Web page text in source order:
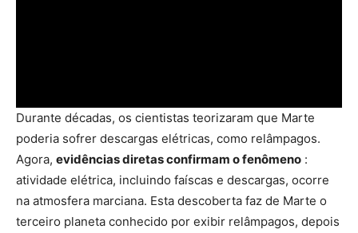
Durante décadas, os cientistas teorizaram que Marte
poderia sofrer descargas elétricas, como relâmpagos.
Agora, evidências diretas confirmam o fenômeno :
atividade elétrica, incluindo faíscas e descargas, ocorre
na atmosfera marciana. Esta descoberta faz de Marte o
terceiro planeta conhecido por exibir relâmpagos, depois